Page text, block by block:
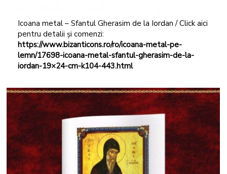
Icoana metal – Sfantul Gherasim de la Iordan / Click aici
pentru detalii și comenzi:
https://www.bizanticons.ro/ro/icoana-metal-pe-
lemn/17698-icoana-metal-sfantul-gherasim-de-la-
iordan-19×24-cm-k104-443.html